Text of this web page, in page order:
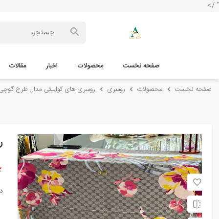
" />
صفحه نخست محصولات اخبار مقالات
صفحه نخست محصولات روسری روسری های کوالیتی مدال طرح گوچی